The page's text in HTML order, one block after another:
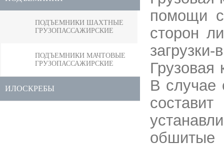
ПОДЪЕМНИКИ ШАХТНЫЕ
ГРУЗОПАССАЖИРСКИЕ
ПОДЪЕМНИКИ МАЧТОВЫЕ
ГРУЗОПАССАЖИРСКИЕ
ИЛОСКРЕБЫ
помощи
сторон
Грузовая
В случае